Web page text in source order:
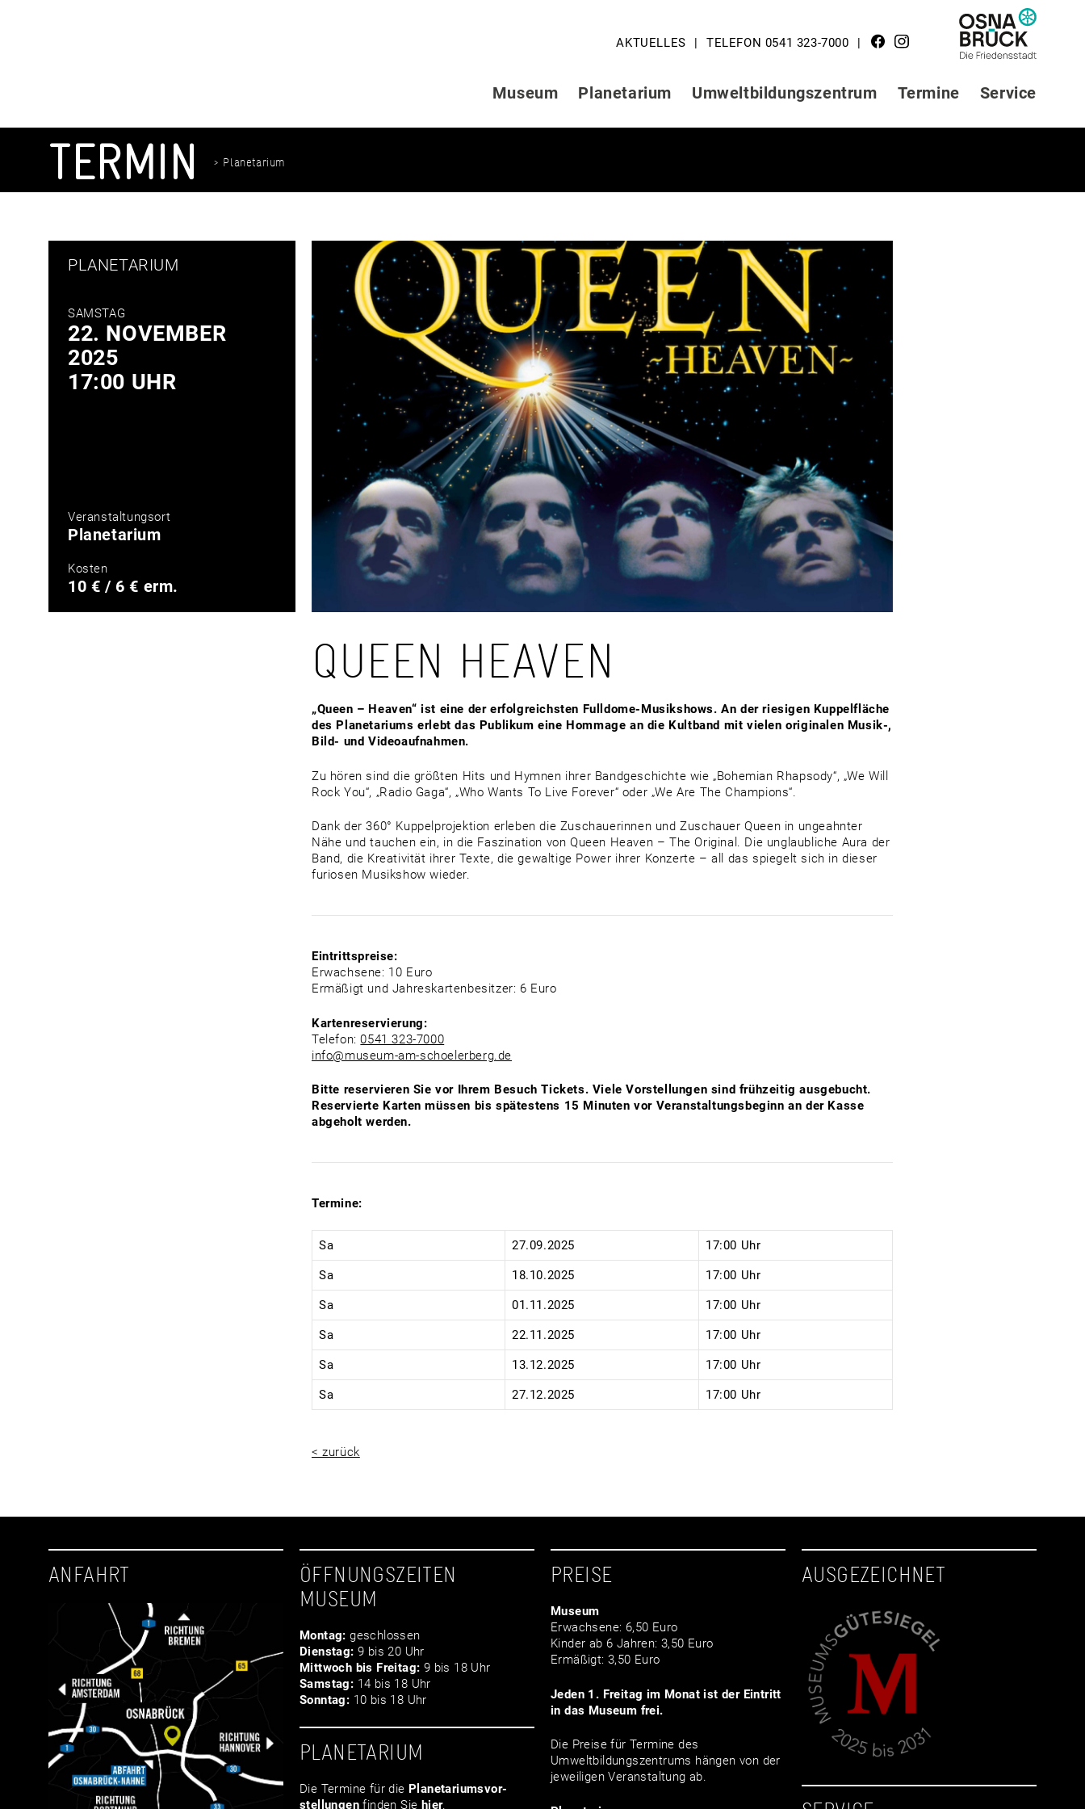
AKTUELLES TELEFON 0541 323-7000
LOGO STADT
OSNABRÜCK
Museum Planetarium Umweltbildungszentrum Termine Service
TERMIN > Planetarium
PLANETARIUM
SAMSTAG
22. NOVEMBER
2025
17:00 UHR
Veranstaltungsort
Planetarium
Kosten
10 € / 6 € erm.
QUEEN HEAVEN
„Queen – Heaven“ ist eine der erfolgreichsten Fulldome-Musikshows. An der riesigen Kuppelfläche
des Planetariums erlebt das Publikum eine Hommage an die Kultband mit vielen originalen Musik-,
Bild- und Videoaufnahmen.
Zu hören sind die größten Hits und Hymnen ihrer Bandgeschichte wie „Bohemian Rhapsody“, „We Will
Rock You“, „Radio Gaga“, „Who Wants To Live Forever“ oder „We Are The Champions“.
Dank der 360° Kuppelprojektion erleben die Zuschauerinnen und Zuschauer Queen in ungeahnter
Nähe und tauchen ein, in die Faszination von Queen Heaven – The Original. Die unglaubliche Aura der
Band, die Kreativität ihrer Texte, die gewaltige Power ihrer Konzerte – all das spiegelt sich in dieser
furiosen Musikshow wieder.
Eintrittspreise:
Erwachsene: 10 Euro
Ermäßigt und Jahreskartenbesitzer: 6 Euro
Kartenreservierung:
Telefon:0541 323-7000
info@museum-am-schoelerberg.de
Bitte reservieren Sie vor Ihrem Besuch Tickets. Viele Vorstellungen sind frühzeitig ausgebucht.
Reservierte Karten müssen bis spätestens 15 Minuten vor Veranstaltungsbeginn an der Kasse
abgeholt werden.
Termine:
Sa 27.09.2025 17:00 Uhr
Sa 18.10.2025 17:00 Uhr
Sa 01.11.2025 17:00 Uhr
Sa 22.11.2025 17:00 Uhr
Sa 13.12.2025 17:00 Uhr
Sa 27.12.2025 17:00 Uhr
< zurück
ANFAHRT
ÖFFNUNGSZEITEN
MUSEUM
Montag: geschlossen
Dienstag: 9 bis 20 Uhr
Mittwoch bis Freitag: 9 bis 18 Uhr
Samstag: 14 bis 18 Uhr
Sonntag: 10 bis 18 Uhr
PLANETARIUM
Die Termine für die Planetariumsvor­
stellungen finden Sie hier.
PREISE
Museum
Erwachsene: 6,50 Euro
Kinder ab 6 Jahren: 3,50 Euro
Ermäßigt: 3,50 Euro
Jeden 1. Freitag im Monat ist der Eintritt
in das Museum frei.
Die Preise für Termine des
Umweltbildungszentrums hängen von der
jeweiligen Veranstaltung ab.
AUSGEZEICHNET